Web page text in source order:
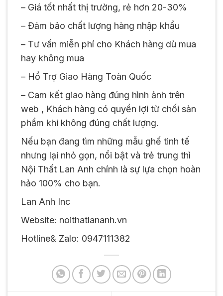
– Giá tốt nhất thị trường, rẻ hơn 20-30%
– Đảm bảo chất lượng hàng nhập khẩu
– Tư vấn miễn phí cho Khách hàng dù mua
hay không mua
– Hổ Trợ Giao Hàng Toàn Quốc
– Cam kết giao hàng đúng hình ảnh trên
web , Khách hàng có quyền lợi từ chối sản
phẩm khi không đúng chất lượng.
Nếu bạn đang tìm những mẫu ghế tinh tế
nhưng lại nhỏ gọn, nổi bật và trẻ trung thì
Nội Thất Lan Anh chính là sự lựa chọn hoàn
hảo 100% cho bạn.
Lan Anh Inc
Website: noithatlananh.vn
Hotline& Zalo: 0947111382